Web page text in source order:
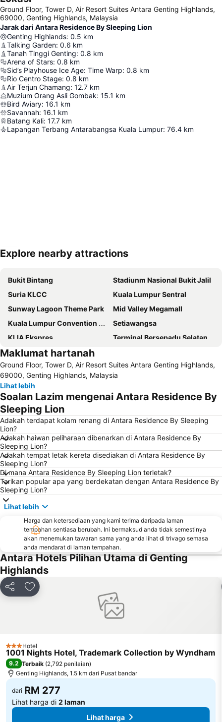
Ground Floor, Tower D, Air Resort Suites Antara Genting Highlands,
69000, Genting Highlands, Malaysia
Jarak dari Antara Residence By Sleeping Lion
Genting Highlands: 0.5 km
Talking Garden: 0.6 km
Tanah Tinggi Genting: 0.8 km
Arena of Stars: 0.8 km
Sid’s Playhouse Ice Age: Time Warp: 0.8 km
Rio Centro Stage: 0.8 km
Air Terjun Chamang: 12.7 km
Muzium Orang Asli Gombak: 15.1 km
Bird Aviary: 16.1 km
Savannah: 16.1 km
Batang Kali: 17.7 km
Lapangan Terbang Antarabangsa Kuala Lumpur: 76.4 km
Kembangkan peta
Explore nearby attractions
Bukit Bintang
Stadiunm Nasional Bukit Jalil
Suria KLCC
Kuala Lumpur Sentral
Sunway Lagoon Theme Park
Mid Valley Megamall
Kuala Lumpur Convention Centre
Setiawangsa
KLIA Ekspres
Terminal Bersepadu Selatan
Jalan Tunku Abdul Rahman
Aquaria
Masjid Jamek
One Utama Shopping Centre
Menara Berkembar Petronas
Sunway Pyramid Shopping Centre
Jalan Tun Razak
Zoo Negara
Batu Caves
Jalan Petaling
Menara KL
1 Utama
Lapangan Terbang Sultan Abdul Aziz Shah
Chinatown
Taman KLCC
Kuala Gandah Elephant Conservation Centre
Central Market Kuala Lumpur
The Curve
Lot 10
Bukit Melawati
Monorail
Kepong Forestry Park - FRIM
Sultan Abdul Samad Building
Masjid Negara
Little India
Kuala Lumpur Golf & Country Club
KL Festival City
Lapangan Terbang Genting
Istana Budaya
Tugu Negara
Lake Garden
Old Central Station
Maklumat hartanah
Ground Floor, Tower D, Air Resort Suites Antara Genting Highlands,
69000, Genting Highlands, Malaysia
Lihat lebih
Soalan Lazim mengenai Antara Residence By
Sleeping Lion
Adakah terdapat kolam renang di Antara Residence By Sleeping
Lion?
Adakah haiwan peliharaan dibenarkan di Antara Residence By
Sleeping Lion?
Adakah tempat letak kereta disediakan di Antara Residence By
Sleeping Lion?
Di mana Antara Residence By Sleeping Lion terletak?
Tarikan popular apa yang berdekatan dengan Antara Residence By
Sleeping Lion?
Lihat lebih
Harga dan ketersediaan yang kami terima daripada laman
tempahan sentiasa berubah. Ini bermaksud anda tidak semestinya
akan menemukan tawaran sama yang anda lihat di trivago semasa
anda mendarat di laman tempahan.
Antara Hotels Pilihan Utama di Genting
Highlands
Kongsi Tambah ke favorit
3 Bintang
Hotel
1001 Nights Hotel, Trademark Collection by Wyndham
9.2 Terbaik (2,792 penilaian)
Genting Highlands, 1.5 km dari Pusat bandar
dari RM 277
Lihat harga di 2 laman
Lihat harga